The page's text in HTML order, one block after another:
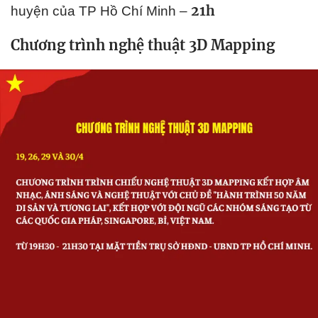
huyện của TP Hồ Chí Minh – 21h
Chương trình nghệ thuật 3D Mapping